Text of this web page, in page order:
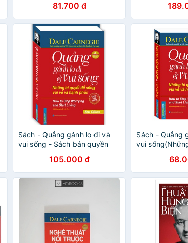
81.700 đ
Sách - Quẳng gánh lo đi và
vui sống - Sách bản quyền
105.000 đ
Sách - Quẳng
vui
(bìa mềm)